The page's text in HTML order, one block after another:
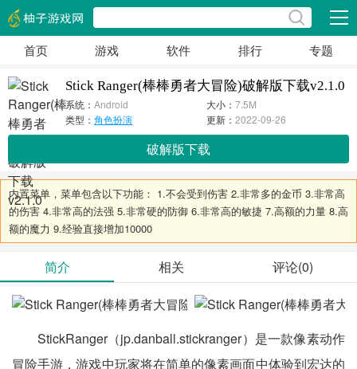
展开
首页 游戏 软件 排行 专题
Stick Ranger(棒棒勇者大冒险)破解版下载v2.1.0
系统： Android 大小：7.5M
类型： 角色扮演 更新：2022-09-26
破解版下载
内置菜单，菜单包含以下功能： 1.不会受到伤害 2.非常多的金币 3.非常高
的伤害 4.非常高的法强 5.非常硬的防御 6.非常高的敏捷 7.高额的力量 8.高
额的魔力 9.经验直接增加10000
简介 相关 评论(0)
StickRanger（jp.danball.stickranger）是一款像素动作
冒险手游，游戏中玩家将在简单的像素画面中体验到宏达的